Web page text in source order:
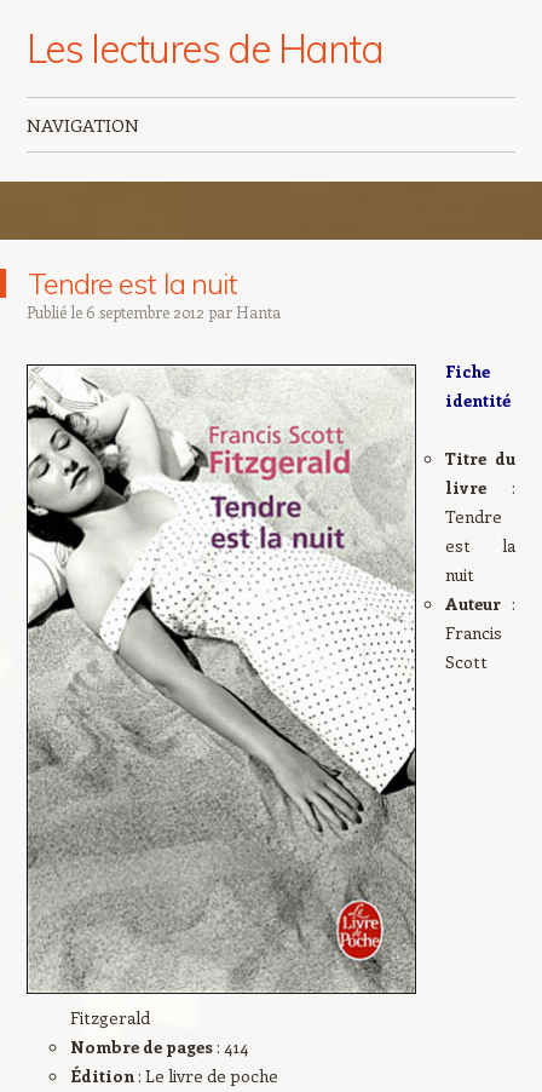
Les lectures de Hanta
NAVIGATION
Tendre est la nuit
Publié le 6 septembre 2012 par Hanta
Fiche
identité
Titre du
livre:
Tendre
est la
nuit
Auteur:
Francis
Scott
Fitzgerald
Nombre de pages: 414
Édition: Le livre de poche